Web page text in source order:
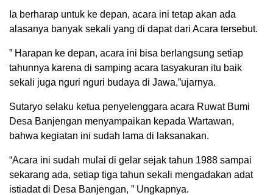
Ia berharap untuk ke depan, acara ini tetap akan ada
alasanya banyak sekali yang di dapat dari Acara tersebut.
” Harapan ke depan, acara ini bisa berlangsung setiap
tahunnya karena di samping acara tasyakuran itu baik
sekali juga nguri nguri budaya di Jawa,”ujarnya.
Sutaryo selaku ketua penyelenggara acara Ruwat Bumi
Desa Banjengan menyampaikan kepada Wartawan,
bahwa kegiatan ini sudah lama di laksanakan.
“Acara ini sudah mulai di gelar sejak tahun 1988 sampai
sekarang ada, setiap tiga tahun sekali mengadakan adat
istiadat di Desa Banjengan, ” Ungkapnya.